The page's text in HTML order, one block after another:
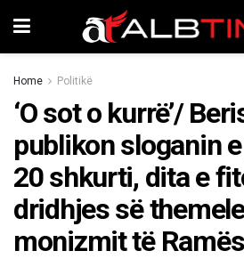
Home Politikë
‘O sot o kurrë’/
publikon sloganin
20 shkurti, dita e
dridhjes së
monizmit të